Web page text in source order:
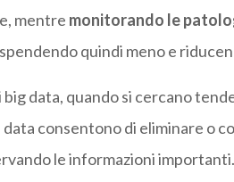
mentre monitorando le
quindi meno e
data, quando si cercano
data consentono di eliminare o
le informazioni importanti.